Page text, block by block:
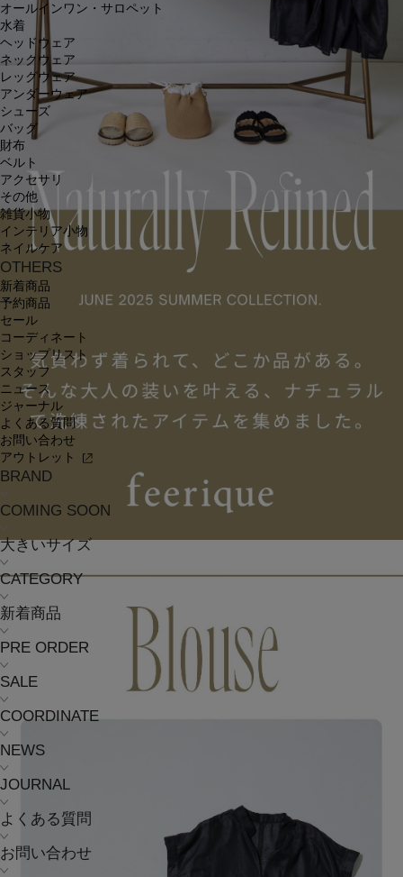
オールインワン・サロペット
水着
ヘッドウェア
ネックウェア
レッグウェア
アンダーウェア
シューズ
バッグ
財布
ベルト
アクセサリ
その他
雑貨小物
インテリア小物
ネイルケア
OTHERS
新着商品
予約商品
セール
コーディネート
ショップリスト
スタッフ
ニュース
ジャーナル
よくある質問
お問い合わせ
アウトレット
BRAND
COMING SOON
大きいサイズ
CATEGORY
新着商品
PRE ORDER
SALE
COORDINATE
NEWS
JOURNAL
よくある質問
お問い合わせ